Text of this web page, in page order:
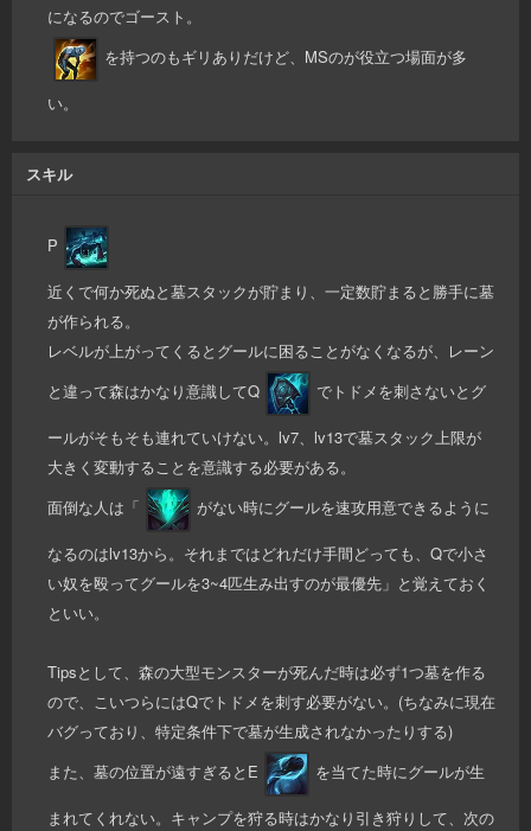
になるのでゴースト。
を持つのもギリありだけど、MSのが役立つ場面が多
い。
スキル
P
近くで何か死ぬと墓スタックが貯まり、一定数貯まると勝手に墓
が作られる。
レベルが上がってくるとグールに困ることがなくなるが、レーン
と違って森はかなり意識してQ
でトドメを刺さないとグ
ールがそもそも連れていけない。lv7、lv13で墓スタック上限が
大きく変動することを意識する必要がある。
面倒な人は「
がない時にグールを速攻用意できるように
なるのはlv13から。それまではどれだけ手間どっても、Qで小さ
い奴を殴ってグールを3~4匹生み出すのが最優先」と覚えておく
といい。
Tipsとして、森の大型モンスターが死んだ時は必ず1つ墓を作る
ので、こいつらにはQでトドメを刺す必要がない。(ちなみに現在
バグっており、特定条件下で墓が生成されなかったりする)
また、墓の位置が遠すぎるとE
を当てた時にグールが生
まれてくれない。キャンプを狩る時はかなり引き狩りして、次の